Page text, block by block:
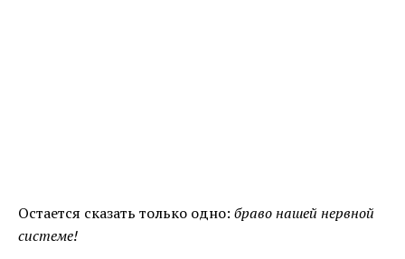
Остается сказать только одно: браво нашей нервной
системе!